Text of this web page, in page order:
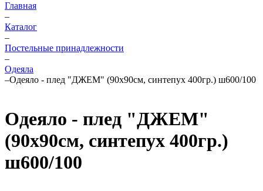
Главная
–
Каталог
–
Постельные принадлежности
–
Одеяла
–Одеяло - плед "ДЖЕМ" (90х90см, синтепух 400гр.) ш600/100
Одеяло - плед "ДЖЕМ"
(90х90см, синтепух 400гр.)
ш600/100